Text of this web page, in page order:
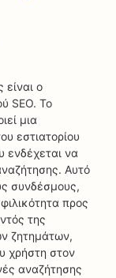
είναι ο
SEO. Το
μια
εστιατορίου
ενδέχεται να
Αυτό
συνδέσμους,
προς
της
ζητημάτων,
χρήστη στον
αναζήτησης